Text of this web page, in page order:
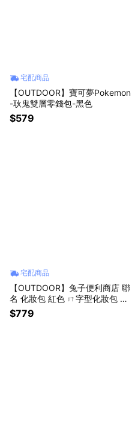
宅配商品
【OUTDOOR】寶可夢Pokemon
-耿鬼雙層零錢包-黑色
$579
宅配商品
【OUTDOOR】兔子便利商店 聯
名 化妝包 紅色 ㄇ字型化妝包 大
開口
$779